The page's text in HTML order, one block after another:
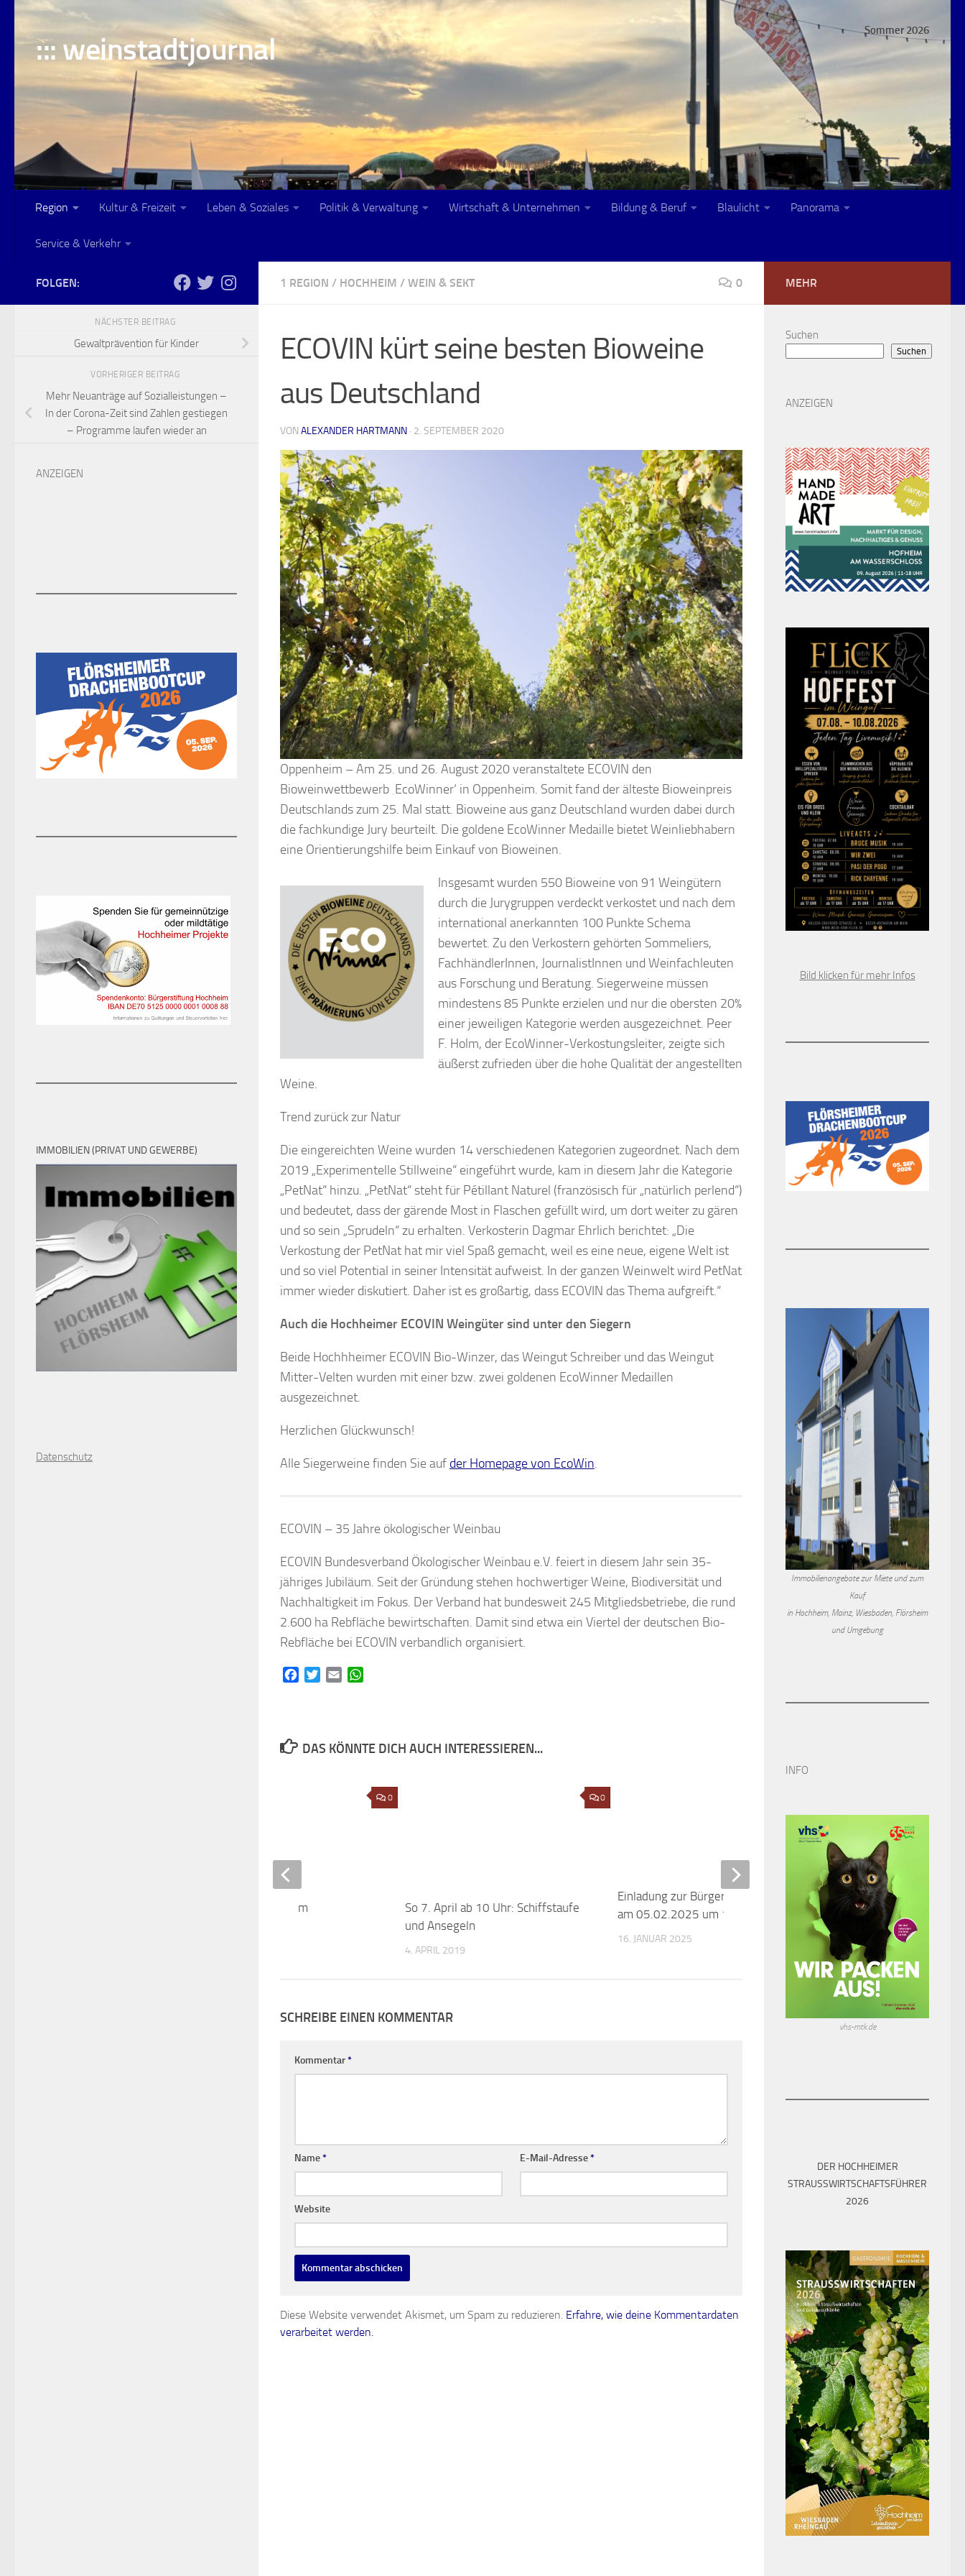
Skip to content
::: weinstadtjournal
Sommer 2026
Region Kultur & Freizeit Leben & Soziales Politik & Verwaltung Wirtschaft & Unternehmen Bildung & Beruf Blaulicht Panorama
Service & Verkehr
1 REGION / HOCHHEIM / WEIN & SEKT 0
ECOVIN kürt seine besten Bioweine
aus Deutschland
VON ALEXANDER HARTMANN · 2. SEPTEMBER 2020
Oppenheim – Am 25. und 26. August 2020 veranstaltete ECOVIN den
Bioweinwettbewerb ‚EcoWinner‘ in Oppenheim. Somit fand der älteste Bioweinpreis
Deutschlands zum 25. Mal statt. Bioweine aus ganz Deutschland wurden dabei durch
die fachkundige Jury beurteilt. Die goldene EcoWinner Medaille bietet Weinliebhabern
eine Orientierungshilfe beim Einkauf von Bioweinen.
Insgesamt wurden 550 Bioweine von 91 Weingütern
durch die Jurygruppen verdeckt verkostet und nach dem
international anerkannten 100 Punkte Schema
bewertet. Zu den Verkostern gehörten Sommeliers,
FachhändlerInnen, JournalistInnen und Weinfachleuten
aus Forschung und Beratung. Siegerweine müssen
mindestens 85 Punkte erzielen und nur die obersten 20%
einer jeweiligen Kategorie werden ausgezeichnet. Peer
F. Holm, der EcoWinner-Verkostungsleiter, zeigte sich
äußerst zufrieden über die hohe Qualität der angestellten
Weine.
Trend zurück zur Natur
Die eingereichten Weine wurden 14 verschiedenen Kategorien zugeordnet. Nach dem
2019 „Experimentelle Stillweine“ eingeführt wurde, kam in diesem Jahr die Kategorie
„PetNat“ hinzu. „PetNat“ steht für Pétillant Naturel (französisch für „natürlich perlend“)
und bedeutet, dass der gärende Most in Flaschen gefüllt wird, um dort weiter zu gären
und so sein „Sprudeln“ zu erhalten. Verkosterin Dagmar Ehrlich berichtet: „Die
Verkostung der PetNat hat mir viel Spaß gemacht, weil es eine neue, eigene Welt ist
und so viel Potential in seiner Intensität aufweist. In der ganzen Weinwelt wird PetNat
immer wieder diskutiert. Daher ist es großartig, dass ECOVIN das Thema aufgreift.“
Auch die Hochheimer ECOVIN Weingüter sind unter den Siegern
Beide Hochhheimer ECOVIN Bio-Winzer, das Weingut Schreiber und das Weingut
Mitter-Velten wurden mit einer bzw. zwei goldenen EcoWinner Medaillen
ausgezeichnet.
Herzlichen Glückwunsch!
Alle Siegerweine finden Sie auf der Homepage von EcoWin.
ECOVIN – 35 Jahre ökologischer Weinbau
ECOVIN Bundesverband Ökologischer Weinbau e.V. feiert in diesem Jahr sein 35-
jähriges Jubiläum. Seit der Gründung stehen hochwertiger Weine, Biodiversität und
Nachhaltigkeit im Fokus. Der Verband hat bundesweit 245 Mitgliedsbetriebe, die rund
2.600 ha Rebfläche bewirtschaften. Damit sind etwa ein Viertel der deutschen Bio-
Rebfläche bei ECOVIN verbandlich organisiert.
FacebookTwitterEmail
DAS KÖNNTE DICH AUCH INTERESSIEREN...
0
Trickfilmprojekt – „Die
22. NOVEMBER 2020
0
SCHREIBE EINEN KOMMENTAR
Kommentar*
Name* E-Mail-Adresse*
Website
Diese Website verwendet Akismet, um Spam zu reduzieren. Erfahre, wie deine Kommentardaten
verarbeitet werden.
FOLGEN:
NÄCHSTER BEITRAG
Gewaltprävention für Kinder
VORHERIGER BEITRAG
Mehr Neuanträge auf Sozialleistungen –
In der Corona-Zeit sind Zahlen gestiegen
– Programme laufen wieder an
ANZEIGEN
IMMOBILIEN (PRIVAT UND GEWERBE)
Datenschutz
MEHR
Suchen
Suchen
ANZEIGEN
Bild klicken für mehr Infos
Immobilienangebote zur Miete und zum
Kauf
in Hochheim, Mainz, Wiesbaden, Flörsheim
und Umgebung
INFO
vhs-mtk.de
DER HOCHHEIMER
STRAUSSWIRTSCHAFTSFÜHRER 2
026